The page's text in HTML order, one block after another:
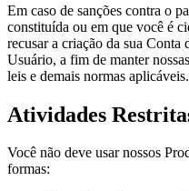
Em caso de sanções contra o
constituída ou em que você é
recusar a criação da sua
Usuário, a fim de manter
leis e demais normas aplicáveis.
Atividades
Você não deve usar nossos
formas: